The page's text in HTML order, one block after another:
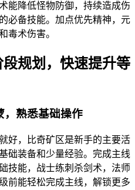
能降低怪物防御，持续造成伤
必备技能。加点优先精神，元
毒术伤害。
规划，快速提升等
，熟悉基础操作
好，比奇矿区是新手的主要活
础装备和少量经验。完成主线
技能，战士练刺杀剑术，法师
前能轻松完成主线，解锁更多